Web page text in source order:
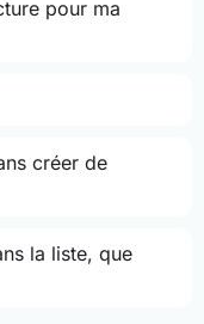
pour ma
créer de
la liste, que